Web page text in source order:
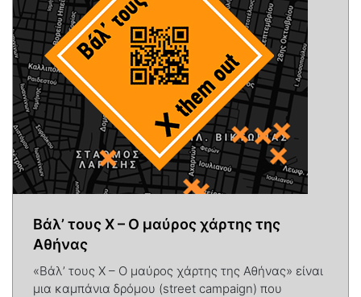
Βάλ’ τους Χ – Ο μαύρος χάρτης της
Αθήνας
«Βάλ’ τους Χ – Ο μαύρος χάρτης της Αθήνας» είναι
μια καμπάνια δρόμου (street campaign) που